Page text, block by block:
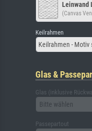
Leinwand
(Canvas
Keilrahmen
Keilrahmen -
Glas &
Glas (inklusive
Bitte wählen
Passepartout